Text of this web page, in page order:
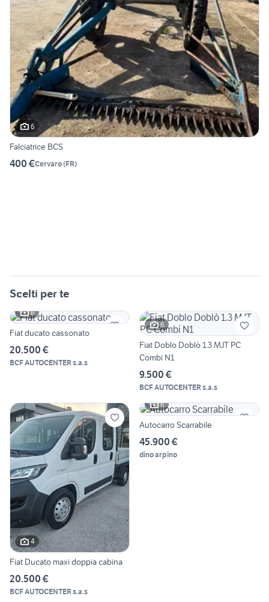
6
Falciatrice BCS
400 €Cervaro(FR)
Scelti per te
6
Fiat ducato cassonato
20.500 €
BCF AUTOCENTER s.a.s
6
Fiat Doblo Doblò 1.3 MJT PC
Combi N1
9.500 €
BCF AUTOCENTER s.a.s
4
Fiat Ducato maxi doppia cabina
20.500 €
BCF AUTOCENTER s.a.s
6
Autocarro Scarrabile
45.900 €
dino arpino